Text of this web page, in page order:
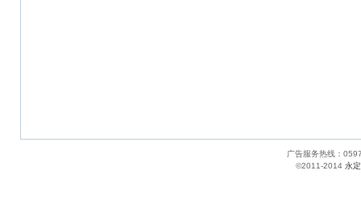
广告服务热线：
©2011-2014 永